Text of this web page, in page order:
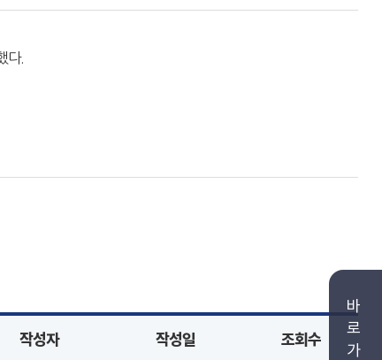
다.
작성자 작성일 조회수
바
로
가